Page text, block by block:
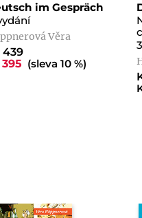
im Gespräch
Věra
439
395 (sleva 10 %)